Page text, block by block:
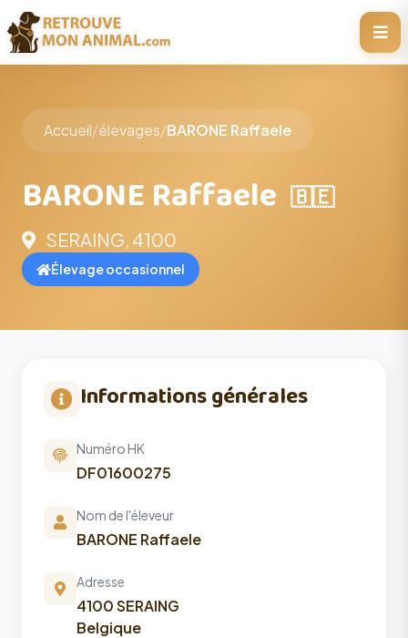
Accueil/élevages/BARONE Raffaele
BARONE Raffaele 🇧🇪
SERAING, 4100
Élevage occasionnel
Informations générales
Numéro HK
DF01600275
Nom de l'éleveur
BARONE Raffaele
Adresse
4100 SERAING
Belgique